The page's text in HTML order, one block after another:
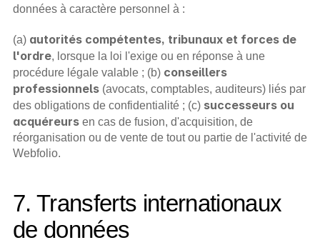
données à caractère personnel à :
(a) autorités compétentes, tribunaux et forces de
l'ordre, lorsque la loi l'exige ou en réponse à une
procédure légale valable ; (b) conseillers
professionnels (avocats, comptables, auditeurs) liés par
des obligations de confidentialité ; (c) successeurs ou
acquéreurs en cas de fusion, d'acquisition, de
réorganisation ou de vente de tout ou partie de l'activité de
Webfolio.
7. Transferts internationaux
de données